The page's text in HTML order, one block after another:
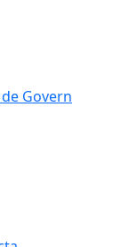
Govern